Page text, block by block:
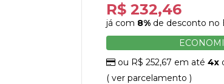
R$ 232,46
já com 8% de desconto no
ou R$ 252,67 em até4x
( ver parcelamento )